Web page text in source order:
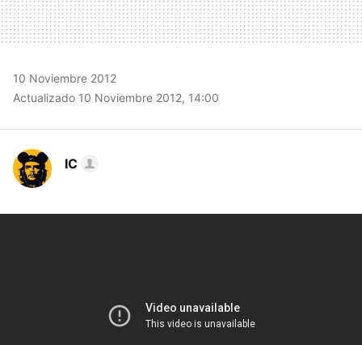
10 Noviembre 2012
Actualizado 10 Noviembre 2012, 14:00
IC